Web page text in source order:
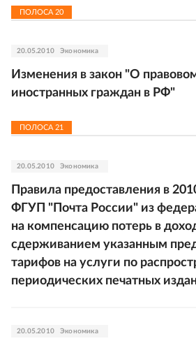
ПОЛОСА 20
20.05.2010 Экономика
Изменения в закон "О
иностранных граждан в РФ"
ПОЛОСА 21
20.05.2010 Экономика
Правила предоставления в
ФГУП "Почта России" из
на компенсацию потерь в
сдерживанием указанным
тарифов на услуги по
периодических печатных
20.05.2010 Экономика